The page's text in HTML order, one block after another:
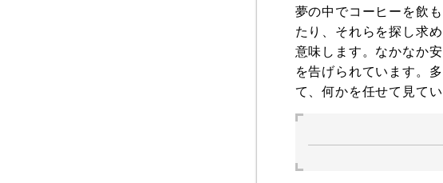
夢の中でコーヒーを飲
たり、それらを探し求
意味します。なかなか
を告げられています。
て、何かを任せて見て